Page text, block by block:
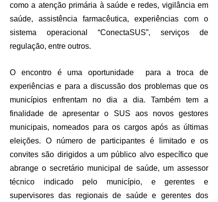
como a atenção primária à saúde e redes, vigilância em
saúde, assistência farmacêutica, experiências com o
sistema operacional “ConectaSUS”, serviços de
regulação, entre outros.
O encontro é uma oportunidade para a troca de
experiências e para a discussão dos problemas que os
municípios enfrentam no dia a dia. Também tem a
finalidade de apresentar o SUS aos novos gestores
municipais, nomeados para os cargos após as últimas
eleições. O número de participantes é limitado e os
convites são dirigidos a um público alvo específico que
abrange o secretário municipal de saúde, um assessor
técnico indicado pelo município, e gerentes e
supervisores das regionais de saúde e gerentes dos